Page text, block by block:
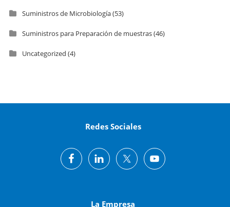
Suministros de Microbiología(53)
Suministros para Preparación de muestras(46)
Uncategorized (4)
Redes Sociales
La Empresa